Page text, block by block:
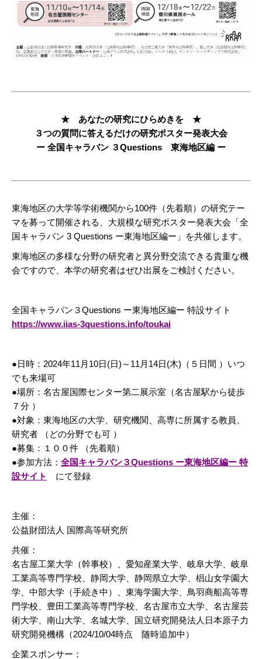
★ あなたの研究にひらめきを ★
３つの質問に答えるだけの研究ポスター発表大会
ー 全国キャラバン ３Questions 東海地区編 ー
東海地区の大学等学術機関から100件（先着順）の研究テー
マを募って開催される、大規模な研究ポスター発表大会「全
国キャラバン 3 Questions ー東海地区編ー」を共催します。
東海地区の多様な分野の研究者と異分野交流できる貴重な機
会ですので、本学の研究者はぜひ出展をご検討ください。
全国キャラバン３Questions ー東海地区編ー 特設サイト
https://www.iias-3questions.info/toukai
●日時：2024年11月10日(日)～11月14日(木)（５日間 ）いつ
でも来場可
●場所：名古屋国際センター第二展示室（名古屋駅から徒歩
７分 ）
●対象：東海地区の大学、研究機関、高専に所属する教員、
研究者 （どの分野でも可 ）
●募集：１００件 （先着順）
●参加方法： 全国キャラバン３Questions ー東海地区編ー 特
設サイト
にて登録
主催：
公益財団法人 国際高等研究所
共催：
名古屋工業大学（幹事校）、愛知産業大学、岐阜大学、岐阜
工業高等専門学校、静岡大学、静岡県立大学、椙山女学園大
学、中部大学（手続き中）、東海学園大学、鳥羽商船高等専
門学校、豊田工業高等専門学校、名古屋市立大学、名古屋芸
術大学、南山大学、名城大学、国立研究開発法人日本原子力
研究開発機構（​2024/10/04時点 随時追加中）
企業スポンサー：